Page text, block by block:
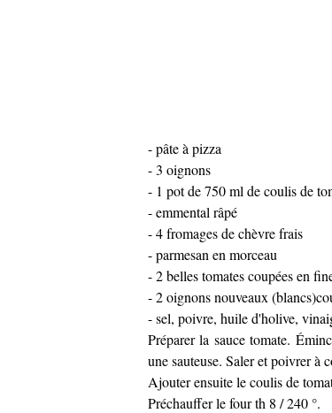
- pâte à pizza
- 3 oignons
- 1 pot de 750 ml de coulis de
- emmental râpé
- 4 fromages de chèvre frais
- parmesan en morceau
- 2 belles tomates coupées en
- 2 oignons nouveaux
- sel, poivre, huile d'holive,
Préparer la sauce tomate.
une sauteuse. Saler et poivrer à
Ajouter ensuite le coulis de
Préchauffer le four th 8 / 240 °.